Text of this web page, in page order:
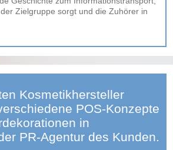
Zielgruppe sorgt und die Zuhörer in
Kosmetikhersteller
POS-Konzepte
in
PR-Agentur des Kunden.